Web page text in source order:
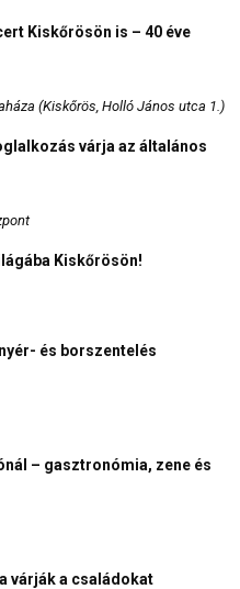
Kiskőrösön is – 40 éve
(Kiskőrös, Holló János utca 1.)
várja az általános
Kiskőrösön!
és borszentelés
– gasztronómia, zene és
várják a családokat